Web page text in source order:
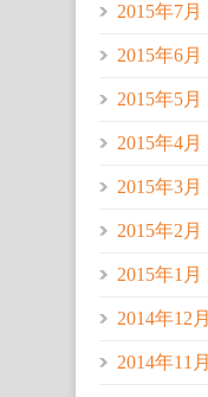
2015年7月
2015年6月
2015年5月
2015年4月
2015年3月
2015年2月
2015年1月
2014年12月
2014年11月